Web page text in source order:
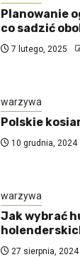
Planowanie
co sadzić
7 lutego, 2025
warzywa
Polskie
10 grudnia, 2024
warzywa
Jak wybrać
27 sierpnia, 2024